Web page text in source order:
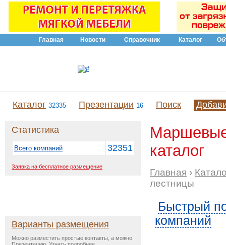
Главная Новости Справочник Каталог
Каталог 32335 Презентации 16 Поиск
Статистика
Всего компаний 32351
Заявка на бесплатное размещение
Варианты размещения
Можно разместить простые контакты, а можно
каталог
Главная ›
лестницы
Быстрый
компаний